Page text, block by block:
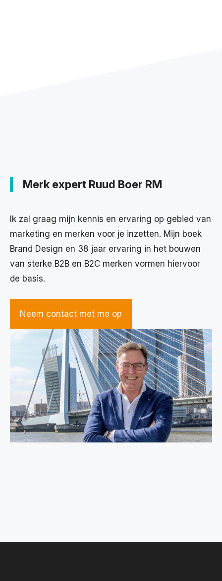
Merk expert Ruud Boer RM
Ik zal graag mijn kennis en ervaring op gebied van
marketing en merken voor je inzetten. Mijn boek
Brand Design en 38 jaar ervaring in het bouwen
van sterke B2B en B2C merken vormen hiervoor
de basis.
Neem contact met me op